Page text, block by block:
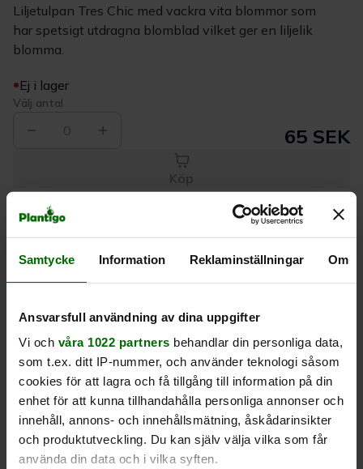
Samtycke Information Reklaminställningar Om
Ansvarsfull användning av dina uppgifter
Vi och våra 1022 partners behandlar din personliga data,
som t.ex. ditt IP-nummer, och använder teknologi såsom
cookies för att lagra och få tillgång till information på din
enhet för att kunna tillhandahålla personliga annonser och
innehåll, annons- och innehållsmätning, åskådarinsikter
och produktutveckling. Du kan själv välja vilka som får
använda din data och i vilka syften.
Liljetulpan Tres Chic med vackra vita blommor som
har spetsigt utdragna blomblad vilket ger en liljelik
blomma.
Ej i lager
Välj antal
0 65 SEK
Köp
3 dagar
rätt pris
en leverans
Beskrivning
Produktrecensioner